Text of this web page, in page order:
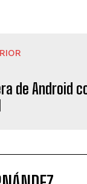
de Android